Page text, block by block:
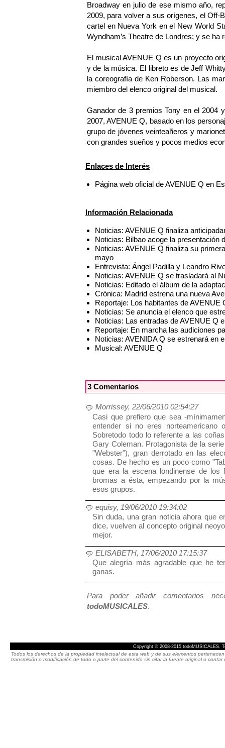
Broadway en julio de ese mismo año,
2009, para volver a sus orígenes, el Off-
cartel en Nueva York en el New World
Wyndham’s Theatre de Londres; y se ha
El musical AVENUE Q es un proyecto
y de la música. El libreto es de Jeff
la coreografía de Ken Roberson. Las
miembro del elenco original del musical.
Ganador de 3 premios Tony en el 2004
2007, AVENUE Q, basado en los
grupo de jóvenes veinteañeros y
con grandes sueños y pocos medios
Enlaces de Interés
Página web oficial de AVENUE Q en
Información Relacionada
Noticias: AVENUE Q finaliza
Noticias: Bilbao acoge la presentación
Noticias: AVENUE Q finaliza su
mayo
Entrevista: Ángel Padilla y Leandro
Noticias: AVENUE Q se trasladará al
Noticias: Editado el álbum de la
Crónica: Madrid estrena una nueva
Reportaje: Los habitantes de AVENUE
Noticias: Se anuncia el elenco que
Noticias: Las entradas de AVENUE Q
Reportaje: En marcha las audiciones
Noticias: AVENIDA Q se estrenará en
Musical: AVENUE Q
3 Comentarios
Morrissey, 22/06/2010 02:54:27
Casi que prefiero que sea -
entender si no eres norteamericano
Sobretodo todo lo referente a las
Gary Coleman. Protagonista de la
"Webster"), gran derrotado en las
cosas. De hecho es un poco como
que era la escena londinense de
bromas a ésta, empezando por la
esos grupos.
equisy, 19/06/2010 19:34:02
Sin duda, una gran noticia ahora que
dice, vuelven al concepto original
mejor.
ELISABETH, 17/06/2010 17:15:37
Que alegría más agradable que he
ganas.
Para poder añadir comentarios
todoMUSICALES.
Copyright © 2008-2015 todoMUSICALES.
Todos los derechos de la propiedad intelectual de esta web y de sus elementos
transmisión o modificación de todo o parte del contenido sin citar la fuente original o